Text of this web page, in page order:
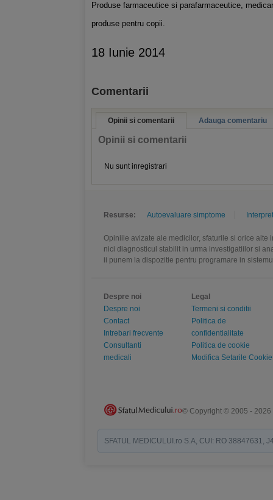
Produse farmaceutice si parafarmaceutice,
produse pentru copii.
18 Iunie 2014
Comentarii
Opinii si comentarii Adauga comentariu
Opinii si comentarii
Nu sunt inregistrari
Resurse: Autoevaluare simptome
Opiniile avizate ale medicilor, sfaturile si orice
nici diagnosticul stabilit in urma investigatiilor si
ii punem la dispozitie pentru programare in
Despre noi
Despre noi
Contact
Intrebari frecvente
Consultanti
medicali
Legal
Termeni si conditii
Politica de
confidentialitate
Politica de cookie
Modifica Setarile Cookie
© Copyright © 2005 - 2026
SFATUL MEDICULUI.ro S.A, CUI: RO 38847631,